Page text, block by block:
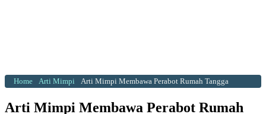
Home Arti Mimpi Arti Mimpi Membawa Perabot Rumah Tangga
Arti Mimpi Membawa Perabot Rumah